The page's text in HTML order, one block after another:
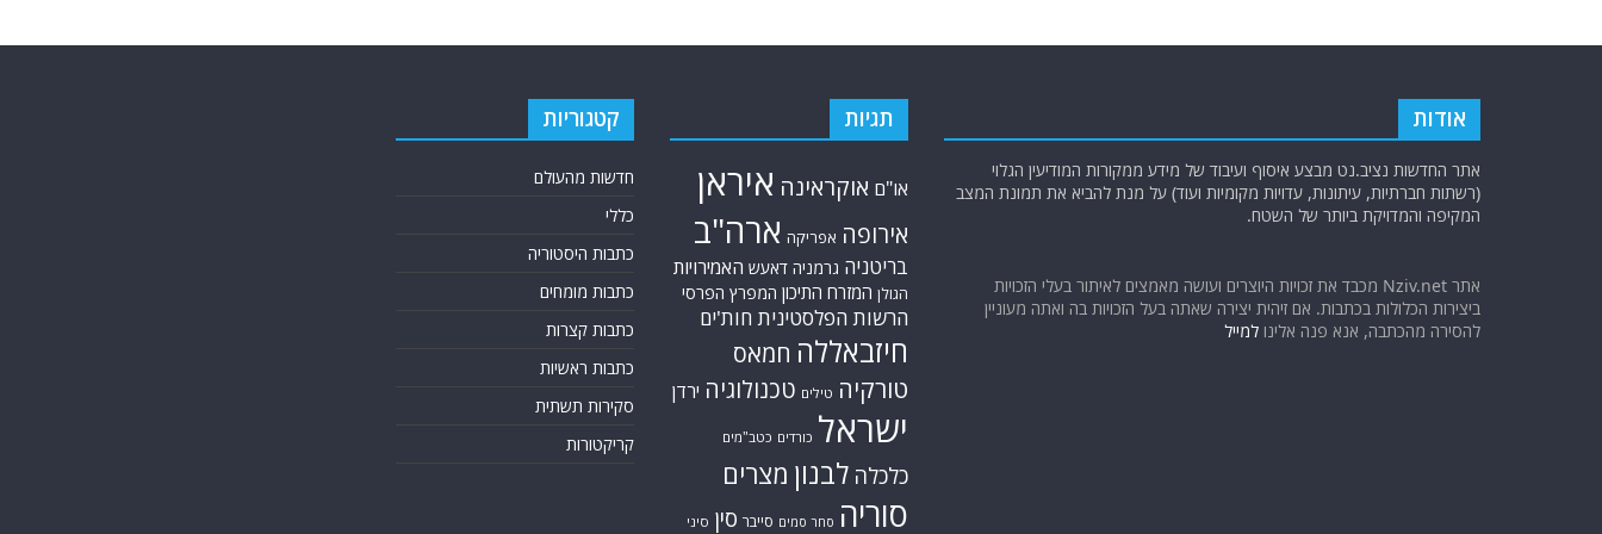
אודות
אתר החדשות נציב.נט מבצע איסוף ועיבוד של מידע ממקורות המודיעין הגלוי
(רשתות חברתיות, עיתונות, עדויות מקומיות ועוד) על מנת להביא את תמונת המצב
המקיפה והמדויקת ביותר של השטח.
אתר Nziv.net מכבד את זכויות היוצרים ועושה מאמצים לאיתור בעלי הזכויות
ביצירות הכלולות בכתבות. אם זיהית יצירה שאתה בעל הזכויות בה ואתה מעוניין
להסירה מהכתבה, אנא פנה אלינו למייל
תגיות
או"ם אוקראינה איראן
אירופה אפריקה ארה"ב
בריטניה גרמניה דאעש האמירויות
הגולן המזרח התיכון המפרץ הפרסי
הרשות הפלסטינית חות'ים
חיזבאללה חמאס
טורקיה טילים טכנולוגיה ירדן
ישראל כורדים כטב"מים
כלכלה לבנון מצרים
סוריה סחר סמים סייבר סין סיני
קטגוריות
חדשות מהעולם
כללי
כתבות היסטוריה
כתבות מומחים
כתבות קצרות
כתבות ראשיות
סקירות תשתית
קריקטורות